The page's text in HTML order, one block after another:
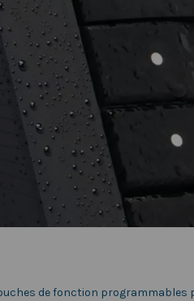
de fonction programmables